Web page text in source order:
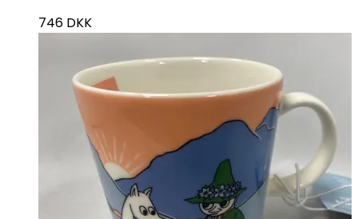
746 DKK